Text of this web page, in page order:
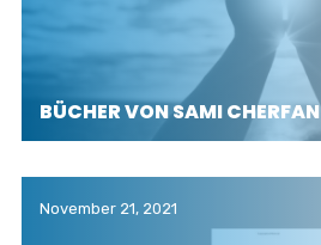
BÜCHER VON SAMI CHERFAN
November 21, 2021